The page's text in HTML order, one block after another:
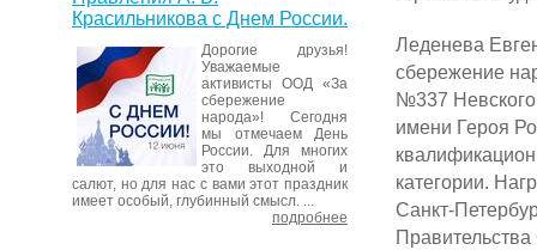
Красильникова с Днем России.
Дорогие друзья!
Уважаемые
активисты ООД «За
сбережение
народа»! Сегодня
мы отмечаем День
России. Для многих
это выходной и
салют, но для нас с вами этот праздник
имеет особый, глубинный смысл. ...
подробнее
Леденева
сбережение
№337 Невского
имени Героя
категории.
Санкт-